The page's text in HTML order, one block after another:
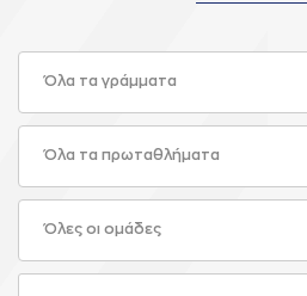
Όλα τα γράμματα
Όλα τα πρωταθλήματα
Όλες οι ομάδες